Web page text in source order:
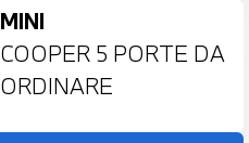
MINI
COOPER 5 PORTE DA
ORDINARE